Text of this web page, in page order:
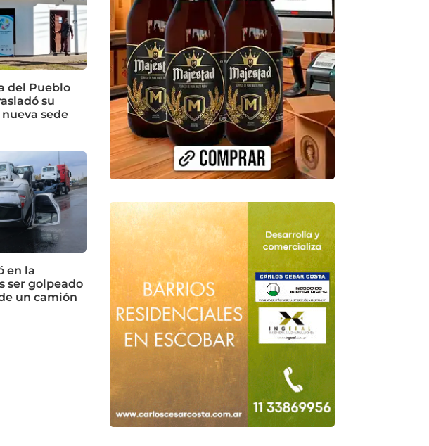
del Pueblo
su
sede
en la
ser golpeado
un camión